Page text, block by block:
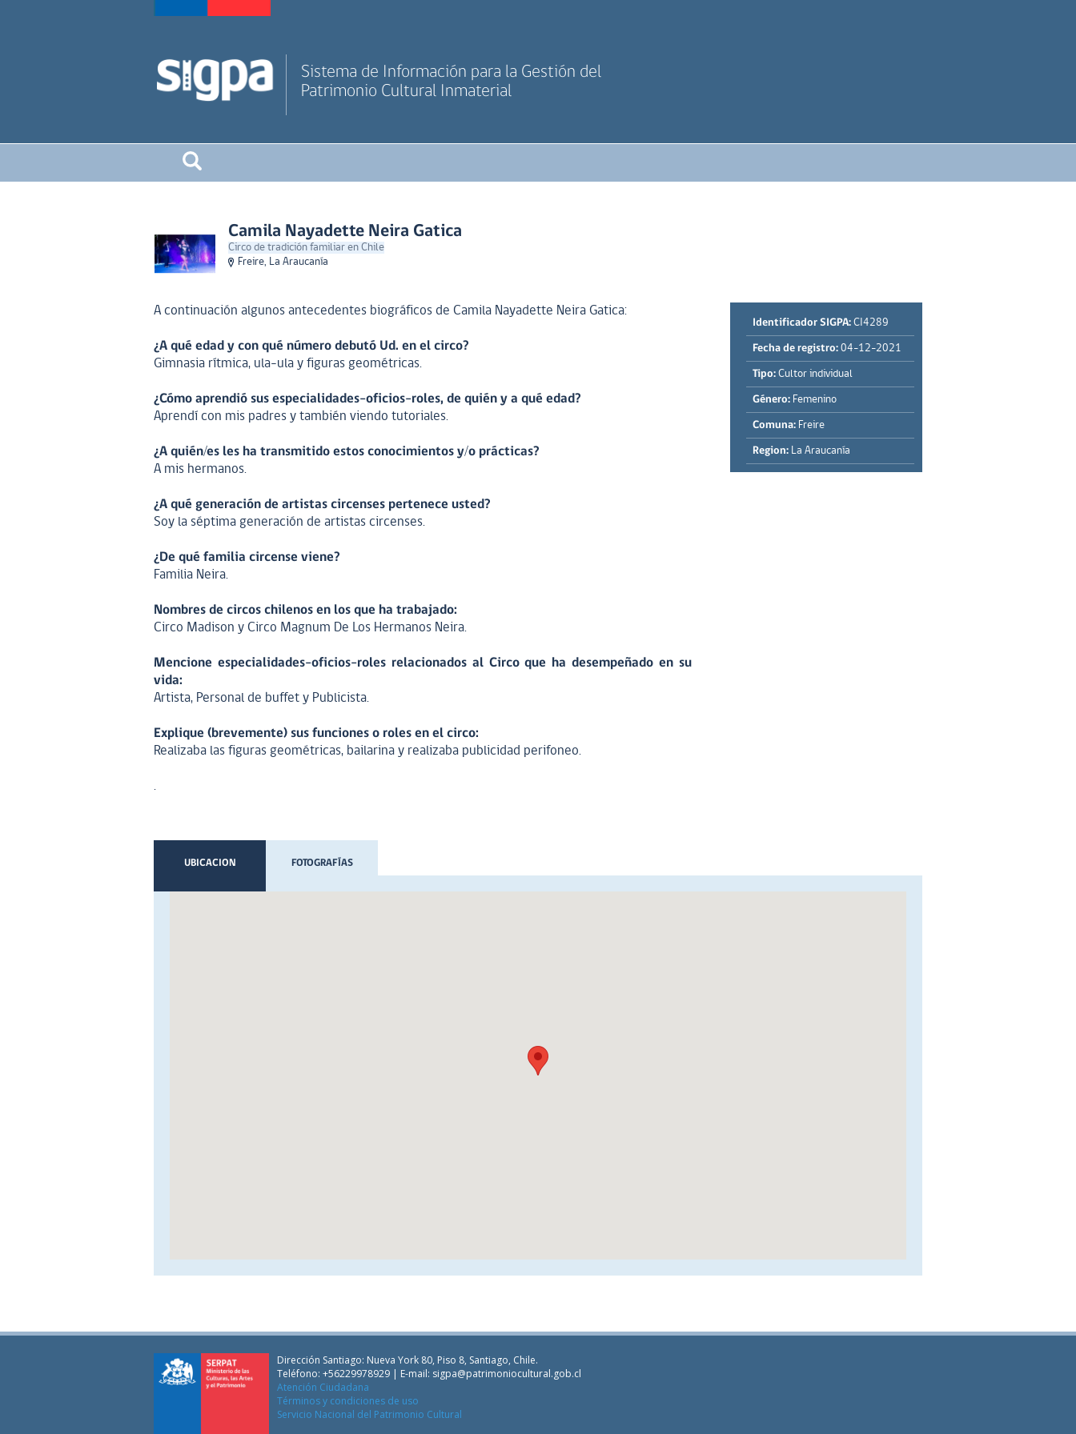
Sistema de Información para la Gestión del
Patrimonio Cultural Inmaterial
Camila Nayadette Neira Gatica
Circo de tradición familiar en Chile
Freire, La Araucanía
A continuación algunos antecedentes biográficos de Camila Nayadette Neira Gatica:
¿A qué edad y con qué número debutó Ud. en el circo?
Gimnasia rítmica, ula-ula y figuras geométricas.
¿Cómo aprendió sus especialidades-oficios-roles, de quién y a qué edad?
Aprendí con mis padres y también viendo tutoriales.
¿A quién/es les ha transmitido estos conocimientos y/o prácticas?
A mis hermanos.
¿A qué generación de artistas circenses pertenece usted?
Soy la séptima generación de artistas circenses.
¿De qué familia circense viene?
Familia Neira.
Nombres de circos chilenos en los que ha trabajado:
Circo Madison y Circo Magnum De Los Hermanos Neira.
Mencione especialidades-oficios-roles relacionados al Circo que ha desempeñado en su
vida:
Artista, Personal de buffet y Publicista.
Explique (brevemente) sus funciones o roles en el circo:
Realizaba las figuras geométricas, bailarina y realizaba publicidad perifoneo.
.
Identificador SIGPA: CI4289
Fecha de registro: 04-12-2021
Tipo: Cultor individual
Género: Femenino
Comuna: Freire
Region: La Araucanía
UBICACION FOTOGRAFÍAS
Dirección Santiago: Nueva York 80, Piso 8, Santiago, Chile.
Teléfono: +56229978929 | E-mail: sigpa@patrimoniocultural.gob.cl
Atención Ciudadana
Términos y condiciones de uso
Servicio Nacional del Patrimonio Cultural